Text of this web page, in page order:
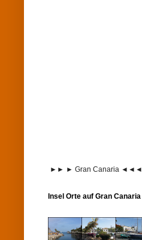
►► ► Gran Canaria ◄◄◄
Insel Orte auf Gran Canaria